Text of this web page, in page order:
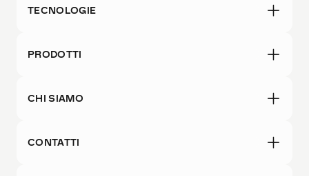
TECNOLOGIE
PRODOTTI
CHI SIAMO
CONTATTI